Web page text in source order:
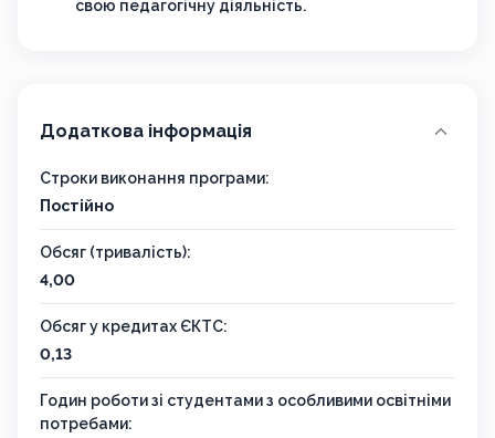
свою педагогічну діяльність.
Додаткова інформація
Строки виконання програми:
Постійно
Обсяг (тривалість):
4,00
Обсяг у кредитах ЄКТС:
0,13
Годин роботи зі студентами з особливими освітніми
потребами: